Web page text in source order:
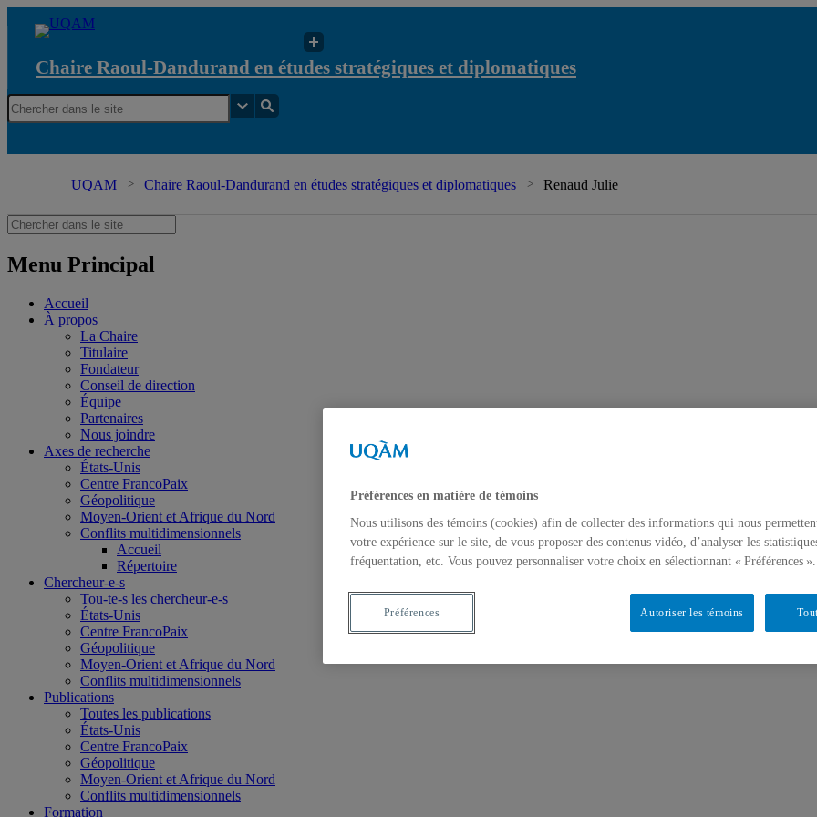
Chaire Raoul-Dandurand en études stratégiques et diplomatiques
UQAM Chaire Raoul-Dandurand en études stratégiques et diplomatiques Renaud Julie
Menu Principal
Accueil
À propos
La Chaire
Titulaire
Fondateur
Conseil de direction
Équipe
Partenaires
Nous joindre
Axes de recherche
États-Unis
Centre FrancoPaix
Géopolitique
Moyen-Orient et Afrique du Nord
Conflits multidimensionnels
Accueil
Répertoire
Chercheur-e-s
Tou-te-s les chercheur-e-s
États-Unis
Centre FrancoPaix
Géopolitique
Moyen-Orient et Afrique du Nord
Conflits multidimensionnels
Publications
Toutes les publications
États-Unis
Centre FrancoPaix
Géopolitique
Moyen-Orient et Afrique du Nord
Conflits multidimensionnels
Formation
Préférences en matière de témoins
Nous utilisons des témoins (cookies) afin de collecter des informations qui nous
votre expérience sur le site, de vous proposer des contenus vidéo, d’analyser les
fréquentation, etc. Vous pouvez personnaliser votre choix en sélectionnant « Préférences ».
Autoriser les témoins
Préférences